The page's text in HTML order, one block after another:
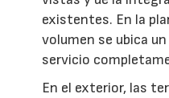
existentes. En la
volumen se ubica
servicio
En el exterior, las